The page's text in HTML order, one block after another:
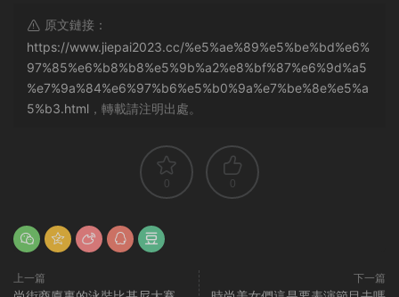
原文鏈接：
https://www.jiepai2023.cc/%e5%ae%89%e5%be%bd%e6%
97%85%e6%b8%b8%e5%9b%a2%e8%bf%87%e6%9d%a5
%e7%9a%84%e6%97%b6%e5%b0%9a%e7%be%8e%e5%a
5%b3.html ，轉載請注明出處。
0 0
上一篇 下一篇